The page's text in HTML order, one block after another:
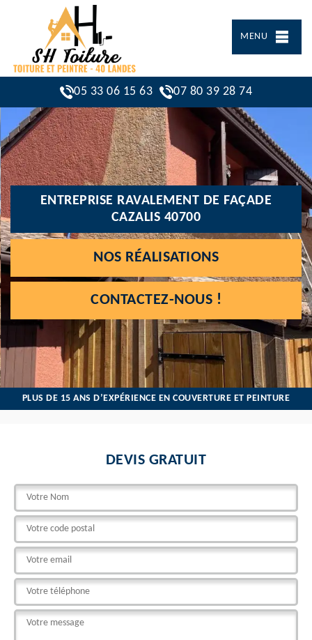
MENU
05 33 06 15 63 07 80 39 28 74
ENTREPRISE RAVALEMENT DE FAÇADE
CAZALIS 40700
NOS RÉALISATIONS
CONTACTEZ-NOUS !
PLUS DE 15 ANS D’EXPÉRIENCE EN COUVERTURE ET PEINTURE
DEVIS GRATUIT